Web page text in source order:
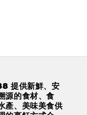
提供新鮮、安
源的食材、食
產、美味美食供